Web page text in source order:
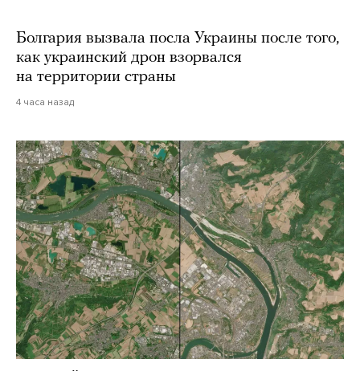
Болгария вызвала посла Украины после того,
как украинский дрон взорвался
на территории страны
4 часа назад